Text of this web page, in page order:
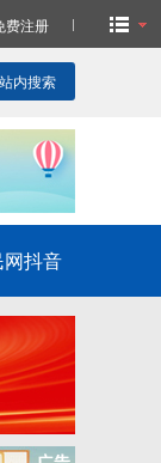
费注册
站内搜索
抖音